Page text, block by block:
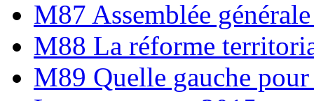
M87 Assemblée
M88 La réforme
M89 Quelle gauche